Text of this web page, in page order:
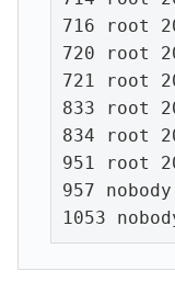
716 root
720 root
721 root
833 root
834 root
951 root
957
1053